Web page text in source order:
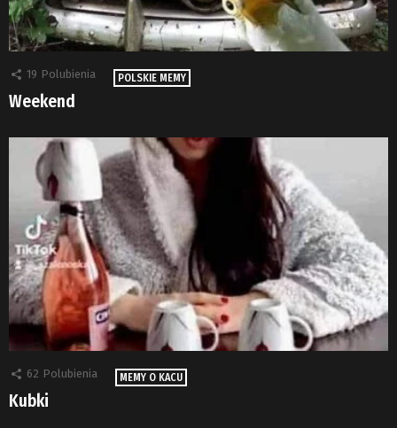
19 Polubienia POLSKIE MEMY
Weekend
62 Polubienia MEMY O KACU
Kubki